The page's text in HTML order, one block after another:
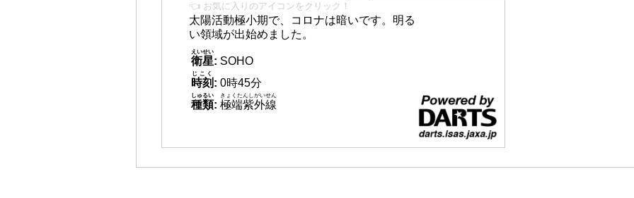
👈 お気に入りのアイコンをクリック！
太陽活動極小期で、コロナは暗いです。明る
い領域が出始めました。
衛星
えいせい
: SOHO
時刻
じこく
: 0時45分
種類
しゅるい
: 極端紫外線
きょくたんしがいせん